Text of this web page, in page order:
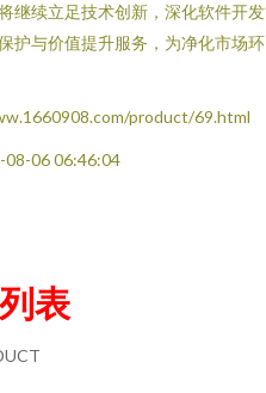
继续立足技术创新，深化软件开
护与价值提升服务，为净化市场环
product/69.html
08-06 06:46:04
表